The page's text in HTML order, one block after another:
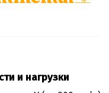
и нагрузки